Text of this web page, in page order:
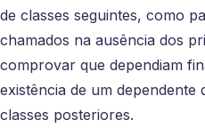
de classes seguintes, como
chamados na ausência dos
comprovar que dependiam
existência de um dependente
classes posteriores.